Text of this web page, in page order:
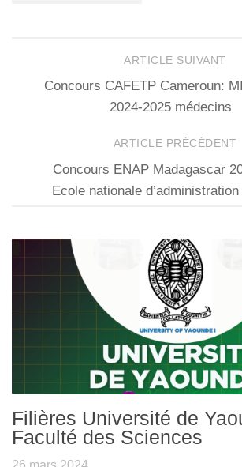
ARTICLE SUIVANT
Concours CAFETP Cameroun:
2024-2025 médecins
ARTICLE PRÉCÉDENT
Concours ENAP Madagascar
Ecole nationale
Filières Université de
Faculté des Sciences